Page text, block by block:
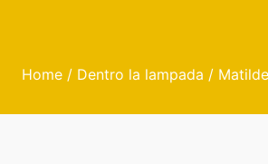
Home / Dentro la lampada /